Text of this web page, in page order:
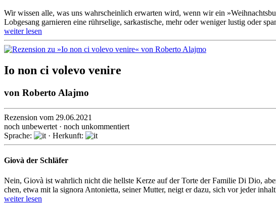
Wir wissen alle, was uns wahrschein­lich erwarten wird, wenn wir ein
Lob­gesang garnieren eine rühr­selige, sarkas­tische, mehr oder weniger lustig oder
weiter lesen
Io non ci volevo venire
von Roberto Alajmo
Rezension vom 29.06.2021
noch unbewertet · noch unkommentiert
Sprache:
· Herkunft:
Giovà der Schläfer
Nein, Giovà ist wahrlich nicht die hellste Kerze auf der Torte der Familie Di Dio,
chen, etwa mit la signora Anto­nietta, seiner Mutter, neigt er dazu, sich vor jeder
weiter lesen